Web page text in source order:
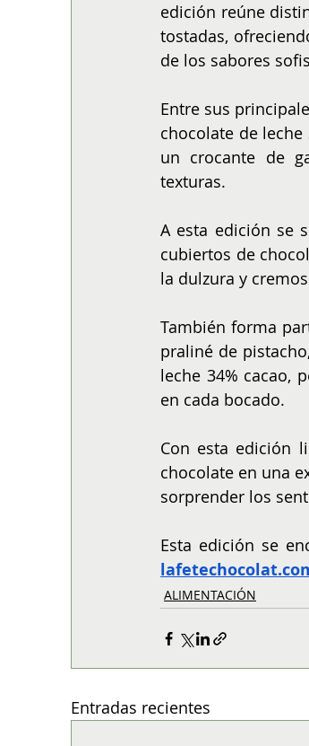
edición reúne
tostadas,
de los sabores
Entre sus
chocolate de
un crocante de
texturas.
A esta edición se
cubiertos de
la dulzura y
También forma
praliné de
leche 34% cacao,
en cada bocado.
Con esta edición
chocolate en una
sorprender los
ALIMENTACIÓN
Entradas recientes